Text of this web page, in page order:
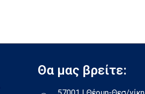
Θα μας βρείτε: